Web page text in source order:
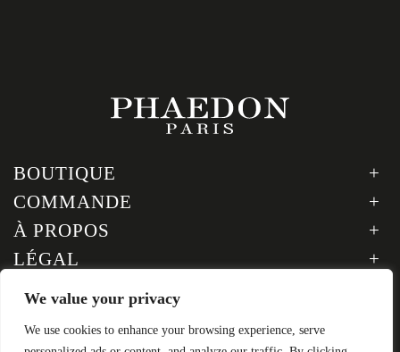
We value your privacy
We use cookies to enhance your browsing experience, serve
BOUTIQUE
COMMANDE
À PROPOS
LÉGAL
SUIVEZ-NOUS
Inscription à la newsletter